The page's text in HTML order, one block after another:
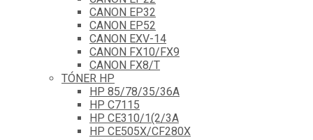
CANON EP32
CANON EP52
CANON EXV-14
CANON FX10/FX9
CANON FX8/T
TÓNER HP
HP 85/78/35/36A
HP C7115
HP CE310/1(2/3A
HP CE505X/CF280X